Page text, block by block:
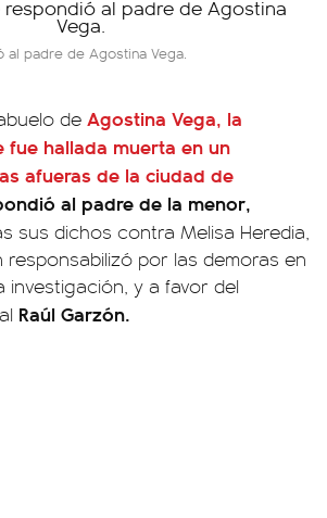
al padre de Agostina Vega.
de Agostina Vega, la
fue hallada muerta en un
afueras de la ciudad de
al padre de la menor,
sus dichos contra Melisa Heredia,
responsabilizó por las demoras en
investigación, y a favor del
Raúl Garzón.